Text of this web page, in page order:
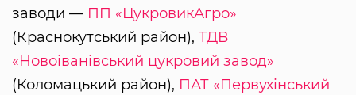
заводи — ПП «Цукровик­Агро»
(Краснокутський район), ТДВ
«Новоіванівський цукровий завод»
(Коломацький район), ПАТ «Первухінський